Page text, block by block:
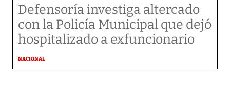
Defensoría investiga altercado
con la Policía Municipal que dejó
hospitalizado a exfuncionario
NACIONAL